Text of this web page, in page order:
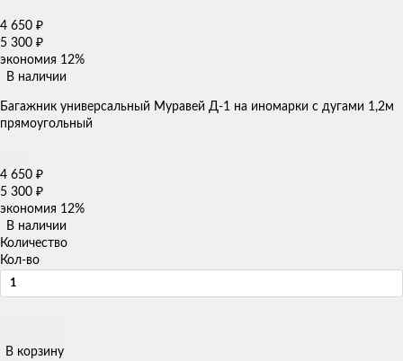
4 650 ₽
5 300 ₽
экономия 12%
В наличии
Багажник универсальный Муравей Д-1 на иномарки с дугами 1,2м
прямоугольный
4 650 ₽
5 300 ₽
экономия 12%
В наличии
Количество
Кол-во
В корзину